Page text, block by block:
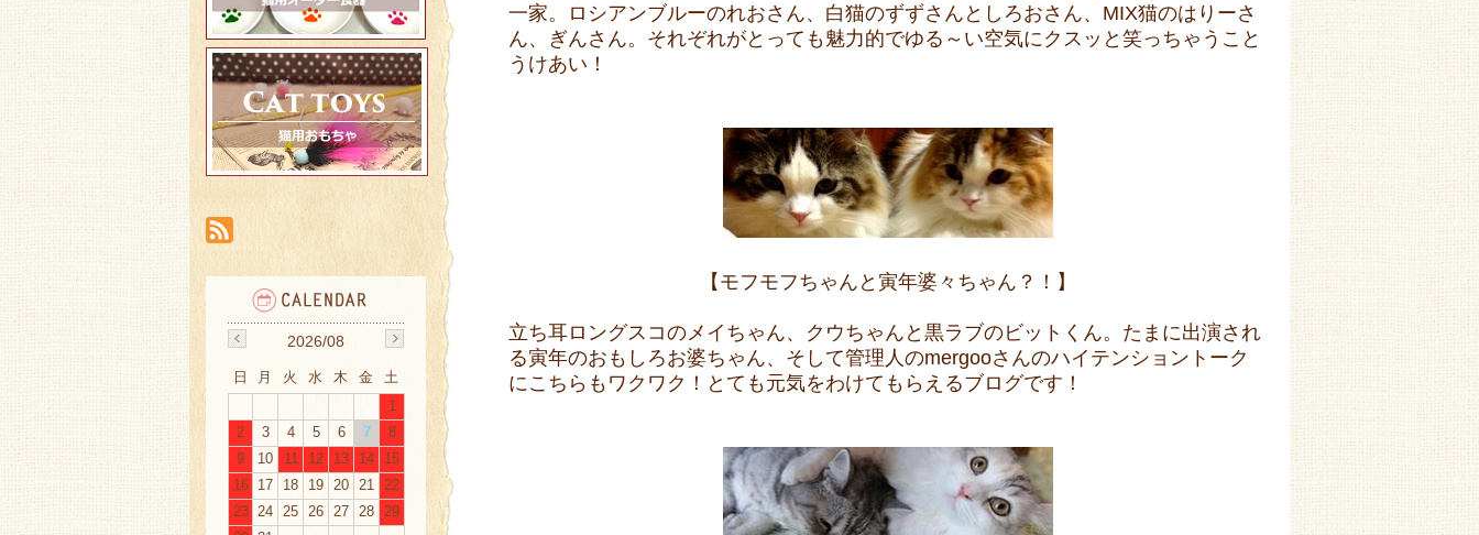
一家。ロシアンブルーのれおさん、白猫のずずさんとしろおさん、MIX猫のはりーさ
ん、ぎんさん。それぞれがとっても魅力的でゆる～い空気にクスッと笑っちゃうこと
うけあい！
【モフモフちゃんと寅年婆々ちゃん？！】
立ち耳ロングスコのメイちゃん、クウちゃんと黒ラブのビットくん。たまに出演され
る寅年のおもしろお婆ちゃん、そして管理人のmergooさんのハイテンショントーク
にこちらもワクワク！とても元気をわけてもらえるブログです！
2026/08
日 月 火 水 木 金
土
1
2
3 4 5 6 7
8
9
10 11 12 13 14
15
16
17 18 19 20 21
22
23
24 25 26 27 28
29